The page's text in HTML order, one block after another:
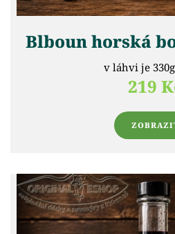
Blboun horská
v láhvi je
219